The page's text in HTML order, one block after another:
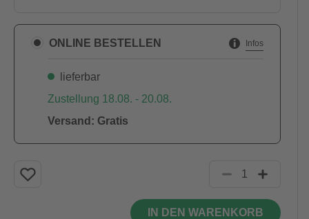
ONLINE BESTELLEN Infos
lieferbar
Zustellung 18.08. - 20.08.
Versand: Gratis
IN DEN WARENKORB